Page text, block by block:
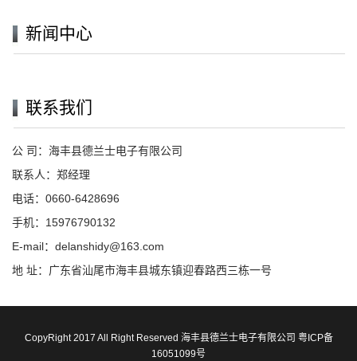
新闻中心
联系我们
公 司：海丰县德兰士电子有限公司
联系人：郑经理
电话：0660-6428696
手机：15976790132
E-mail：delanshidy@163.com
地 址：广东省汕尾市海丰县城东镇迎春路西三栋一号
CopyRight 2017 All Right Reserved 海丰县德兰士电子有限公司 粤ICP备
16051099号